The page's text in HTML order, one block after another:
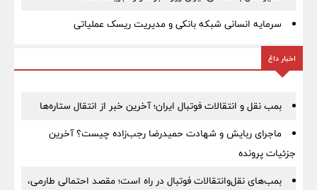
سرمایه انسانی شبکه بانکی و مدیریت ریسک عملیاتی
اخبار داغ
بمب نقل‌ و انتقالات فوتبال ایران؛ آخرین خبر از انتقال ستاره‌ها
ماجرای ربایش و شهادت حمیدرضا رجب‌زاده چیست؟ آخرین
جزئیات پرونده
بمب‌های نقل‌وانتقالات فوتبال در راه است؛ مقصد احتمالی طارمی،